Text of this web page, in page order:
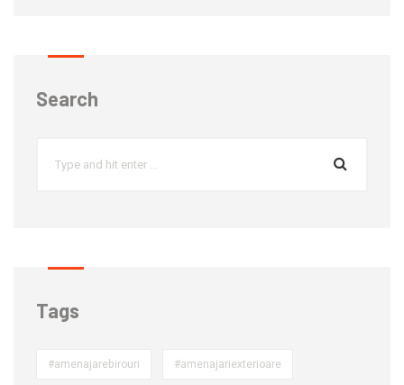
Search
Tags
#amenajarebirouri #amenajariexterioare